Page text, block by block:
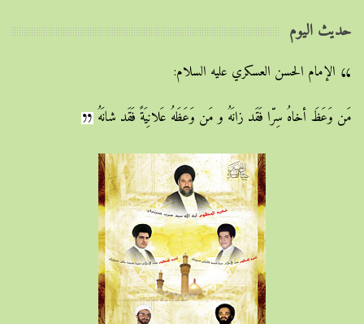
حديث اليوم
الإمام الحسن العسكري عليه السلام:
مَن وَعَظَ أخاهُ سِرّا فَقَد زانَهُ و مَن وَعَظَهُ عَلانِيَةً فَقَد شانَهُ